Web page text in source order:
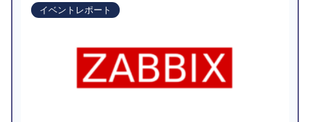
イベントレポート